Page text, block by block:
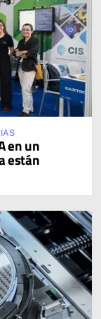
en un
están